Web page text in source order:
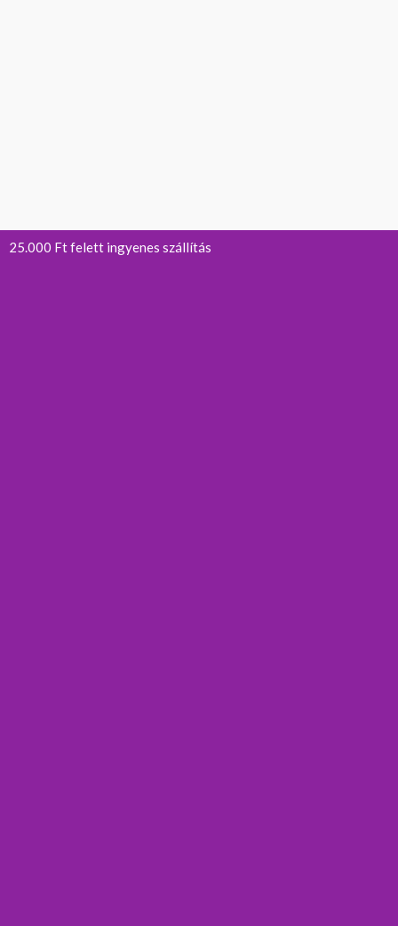
25.000 Ft felett ingyenes szállítás